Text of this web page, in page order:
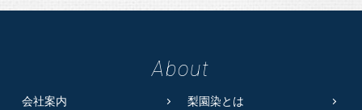
About
会社案内 梨園染とは